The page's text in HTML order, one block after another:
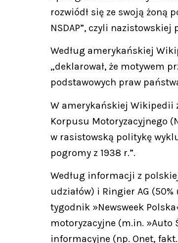
rozwiódł się ze swoją żoną
NSDAP”, czyli
Według amerykańskiej
„deklarował, że motywem
podstawowych praw
W amerykańskiej Wikipedii
Korpusu Motoryzacyjnego
w rasistowską politykę
pogromy z 1938 r.”.
Według informacji z
udziałów) i Ringier AG
tygodnik »Newsweek
motoryzacyjne (m.in. »Auto
informacyjne (np. Onet,